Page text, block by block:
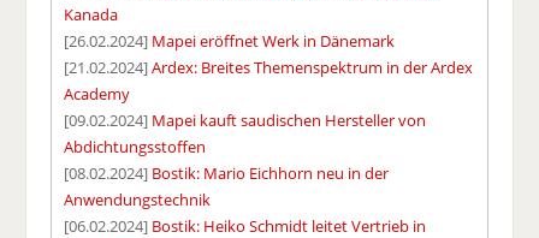
Kanada
[26.02.2024] Mapei eröffnet Werk in Dänemark
[21.02.2024]Ardex: Breites Themenspektrum in der Ardex
Academy
[09.02.2024] Mapei kauft saudischen Hersteller von
Abdichtungsstoffen
[08.02.2024] Bostik: Mario Eichhorn neu in der
Anwendungstechnik
[06.02.2024] Bostik: Heiko Schmidt leitet Vertrieb in